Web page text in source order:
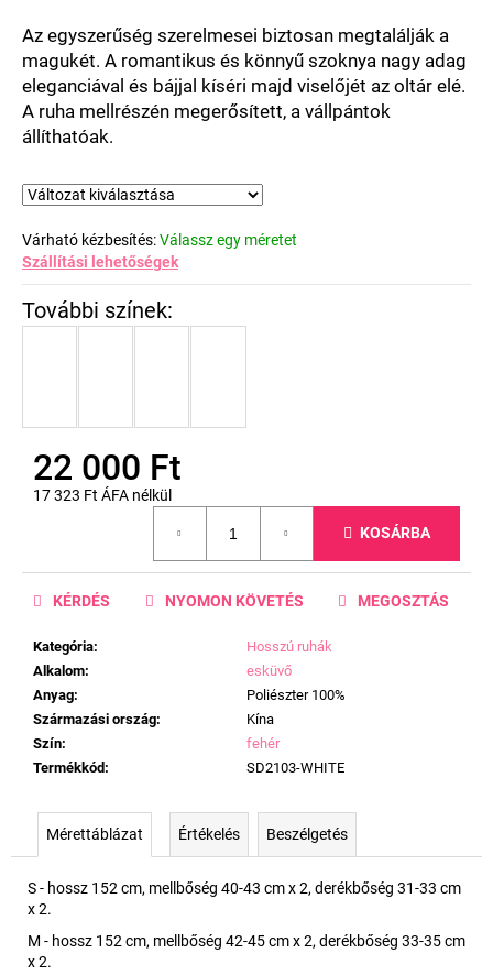
0,0
csillag.
Az egyszerűség szerelmesei biztosan megtalálják a
magukét. A romantikus és könnyű szoknya nagy adag
eleganciával és bájjal kíséri majd viselőjét az oltár elé.
A ruha mellrészén megerősített, a vállpántok
állíthatóak.
Várható kézbesítés:Válassz egy méretet
Szállítási lehetőségek
22 000 Ft
17 323 Ft ÁFA nélkül
KOSÁRBA
Kategória:
Hosszú ruhák
Alkalom:
esküvő
Anyag:
Poliészter 100%
Származási ország:
Kína
Szín:
fehér
Termékkód: SD2103-WHITE
KÉRDÉS NYOMON KÖVETÉS MEGOSZTÁS
Mérettáblázat Értékelés Beszélgetés
S - hossz 152 cm, mellbőség 40-43 cm x 2, derékbőség 31-33 cm
x 2.
M - hossz 152 cm, mellbőség 42-45 cm x 2, derékbőség 33-35 cm
x 2.